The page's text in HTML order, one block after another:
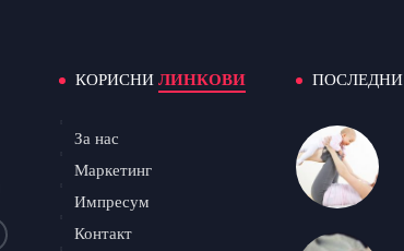
КОРИСНИ ЛИНКОВИ
За нас
Маркетинг
Импресум
Контакт
ПОСЛЕДНИ